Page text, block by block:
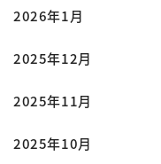
2026年1月
2025年12月
2025年11月
2025年10月